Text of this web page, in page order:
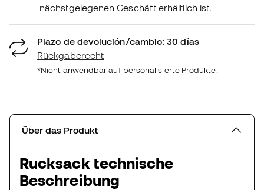
nächstgelegenen Geschäft erhältlich ist.
Plazo de devolución/cambio: 30 días
Rückgaberecht
*Nicht anwendbar auf personalisierte Produkte.
Über das Produkt
Rucksack technische
Beschreibung